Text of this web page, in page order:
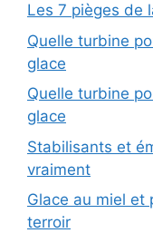
Les 7 pièges de
Quelle turbine
glace
Quelle turbine
glace
Stabilisants et
vraiment
Glace au miel et
terroir